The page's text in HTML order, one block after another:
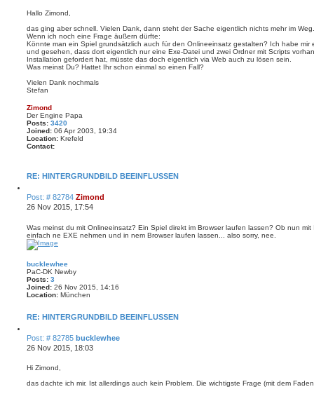
eHallo Zimond,
das ging aber schnell. Vielen Dank, dann steht der Sache eigentlich nichts mehr im Weg.
Wenn ich noch eine Frage äußern dürfte:
Könnte man ein Spiel grundsätzlich auch für den Onlineeinsatz gestalten? Ich habe mir
und gesehen, dass dort eigentlich nur eine Exe-Datei und zwei Ordner mit Scripts
Installation gefordert hat, müsste das doch eigentlich via Web auch zu lösen sein.
Was meinst Du? Hattet Ihr schon einmal so einen Fall?
Vielen Dank nochmals
Stefan
Zimond
Der Engine Papa
Posts: 3420
Joined: 06 Apr 2003, 19:34
Location: Krefeld
Contact:
n
c
t
m
o
n
d
RE: HINTERGRUNDBILD BEEINFLUSSEN
Q
u
o
e
Post: # 82784P
o
t
Zimond
26 Nov 2015, 17:54
Was meinst du mit Onlineeinsatz? Ein Spiel direkt im Browser laufen lassen? Ob nun
einfach ne EXE nehmen und in nem Browser laufen lassen... also sorry, nee.
bucklewhee
PaC-DK Newby
Posts: 3
Joined: 26 Nov 2015, 14:16
Location: München
RE: HINTERGRUNDBILD BEEINFLUSSEN
Q
u
o
e
Post: # 82785P
o
bucklewhee
26 Nov 2015, 18:03
Hi Zimond,
das dachte ich mir. Ist allerdings auch kein Problem. Die wichtigste Frage (mit dem